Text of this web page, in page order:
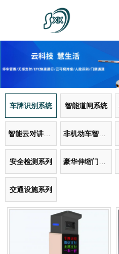
车牌识别系统 智能道闸系统
智能云对讲门禁系统 非机动车智能管理系统
安全检测系列 豪华伸缩门系列
交通设施系列